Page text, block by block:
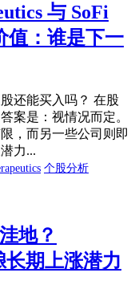
与 SoFi
值：谁是下一
还能买入吗？ 在股
案是：视情况而定。
，而另一些公司则即
力...
个股分析
地？
长期上涨潜力